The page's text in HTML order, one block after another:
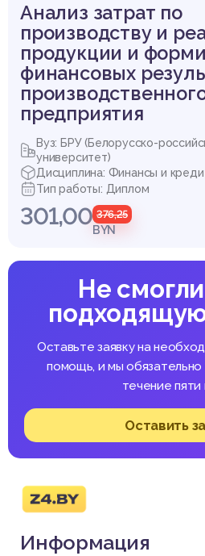
Анализ затрат по
производству и
продукции и
финансовых
предприятия
Вуз: БРУ (Белорусско-
университет)
Дисциплина: Финансы и
Тип работы: Диплом
301,00 376,25
BYN
Не
Оставьте заявку на
помощь, и мы
течение пяти
Оставить
Информация